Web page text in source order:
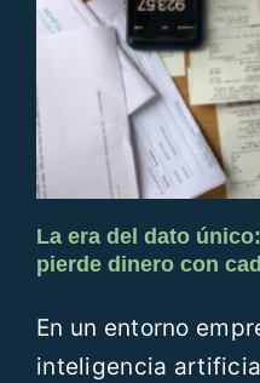
Recursos
Blog
Contáctanos
ES
La era del dato
pierde dinero con
En un entorno
inteligencia